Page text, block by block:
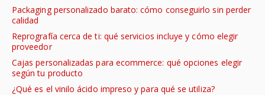
Packaging personalizado barato: cómo conseguirlo sin perder
calidad
Reprografía cerca de ti: qué servicios incluye y cómo elegir
proveedor
Cajas personalizadas para ecommerce: qué opciones elegir
según tu producto
¿Qué es el vinilo ácido impreso y para qué se utiliza?